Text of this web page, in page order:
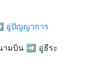
อู่ปัญญาการ